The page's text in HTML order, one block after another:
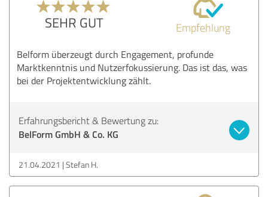
SEHR GUT Empfehlung
Belform überzeugt durch Engagement, profunde
Marktkenntnis und Nutzerfokussierung. Das ist das, was
bei der Projektentwicklung zählt.
Erfahrungsbericht & Bewertung zu:
BelForm GmbH & Co. KG
21.04.2021 Stefan H.